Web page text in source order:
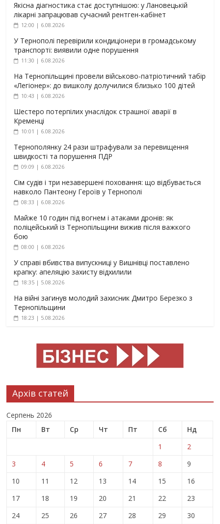
Якісна діагностика стає доступнішою: у Лановецькій
лікарні запрацював сучасний рентген-кабінет
12:00 | 6.08.2026
У Тернополі перевірили кондиціонери в громадському
транспорті: виявили одне порушення
11:30 | 6.08.2026
На Тернопільщині провели військово-патріотичний табір
«Легіонер»: до вишколу долучилися близько 100 дітей
10:43 | 6.08.2026
Шестеро потерпілих унаслідок страшної аварії в
Кременці
10:01 | 6.08.2026
Тернополянку 24 рази штрафували за перевищення
швидкості та порушення ПДР
09:09 | 6.08.2026
Сім судів і три незавершені поховання: що відбувається
навколо Пантеону Героїв у Тернополі
08:33 | 6.08.2026
Майже 10 годин під вогнем і атаками дронів: як
поліцейський із Тернопільщини вижив після важкого
бою
08:00 | 6.08.2026
У справі вбивства випускниці у Вишнівці поставлено
крапку: апеляцію захисту відхилили
18:35 | 5.08.2026
На війні загинув молодий захисник Дмитро Березко з
Тернопільщини
18:23 | 5.08.2026
Архів статей
Серпень 2026
Пн
Вт Ср Чт Пт Сб
Нд
1
2
3
4 5 6 7 8
9
10
11 12 13 14 15
16
17
18 19 20 21 22
23
24
25 26 27 28 29
30